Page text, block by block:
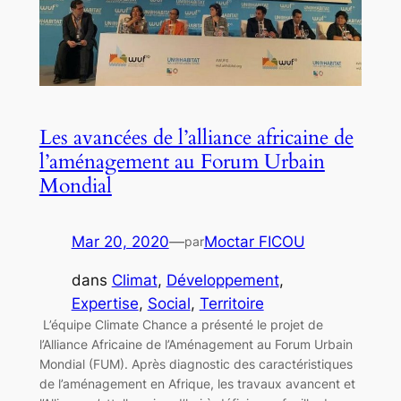
Les avancées de l’alliance africaine de
l’aménagement au Forum Urbain
Mondial
Mar 20, 2020—parMoctar FICOU
dans Climat, Développement
Expertise, Social, Territoire
L’équipe Climate Chance a présenté le projet de
l’Alliance Africaine de l’Aménagement au Forum Urbain
Mondial (FUM). Après diagnostic des caractéristiques
de l’aménagement en Afrique, les travaux avancent et